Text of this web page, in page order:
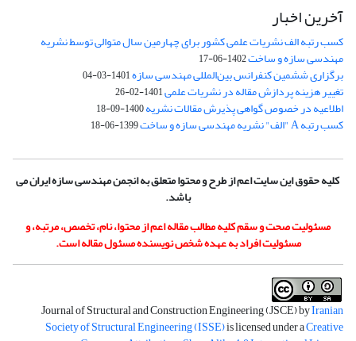
آخرین اخبار
کسب رتبه الف نشریات علمی کشور برای چهارمین سال متوالی توسط نشریه
مهندسی سازه و ساخت1402-06-17
برگزاری ششمین کنفرانس بین‌المللی مهندسی سازه1401-03-04
تغییر هزینه پردازش مقاله در نشریات علمی1401-02-26
اطلاعیه در خصوص گواهی پذیرش مقالات نشریه1400-09-18
کسب رتبه A "الف" نشریه مهندسی سازه و ساخت 1399-06-18
کلیه حقوق این سایت اعم از طرح و محتوا متعلق به انجمن مهندسی سازه ایران می
باشد.
مسئولیت صحت و سقم کلیه مطالب مقاله اعم از محتوا، نام، تخصص، مرتبه، و
مسئولیت افراد به عهده شخص نویسنده مسئول مقاله است.
Journal of Structural and Construction Engineering (JSCE) byIranian
Society of Structural Engineering (ISSE)is licensed under aCreative